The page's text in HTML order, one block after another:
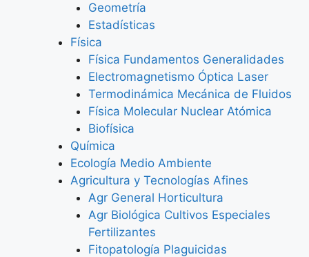
Geometría
Estadísticas
Física
Física Fundamentos Generalidades
Electromagnetismo Óptica Laser
Termodinámica Mecánica de Fluidos
Física Molecular Nuclear Atómica
Biofísica
Química
Ecología Medio Ambiente
Agricultura y Tecnologías Afines
Agr General Horticultura
Agr Biológica Cultivos Especiales
Fertilizantes
Fitopatología Plaguicidas